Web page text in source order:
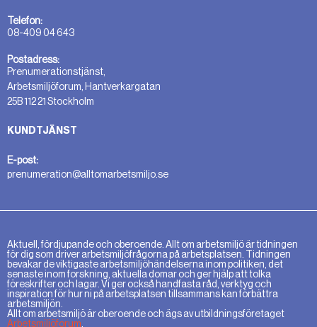
Telefon:
08-409 04 643
Postadress:
Prenumerationstjänst,
Arbetsmiljöforum, Hantverkargatan
25B 112 21 Stockholm
KUNDTJÄNST
E-post:
prenumeration@alltomarbetsmiljo.se
Aktuell, fördjupande och oberoende. Allt om arbetsmiljö är tidningen
för dig som driver arbetsmiljöfrågorna på arbetsplatsen. Tidningen
bevakar de viktigaste arbetsmiljöhändelserna inom politiken, det
senaste inom forskning, aktuella domar och ger hjälp att tolka
föreskrifter och lagar. Vi ger också handfasta råd, verktyg och
inspiration för hur ni på arbetsplatsen tillsammans kan förbättra
arbetsmiljön.
Allt om arbetsmiljö är oberoende och ägs av utbildningsföretaget
Arbetsmiljöforum